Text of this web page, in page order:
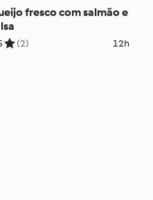
fresco com salmão e
(2) 12h